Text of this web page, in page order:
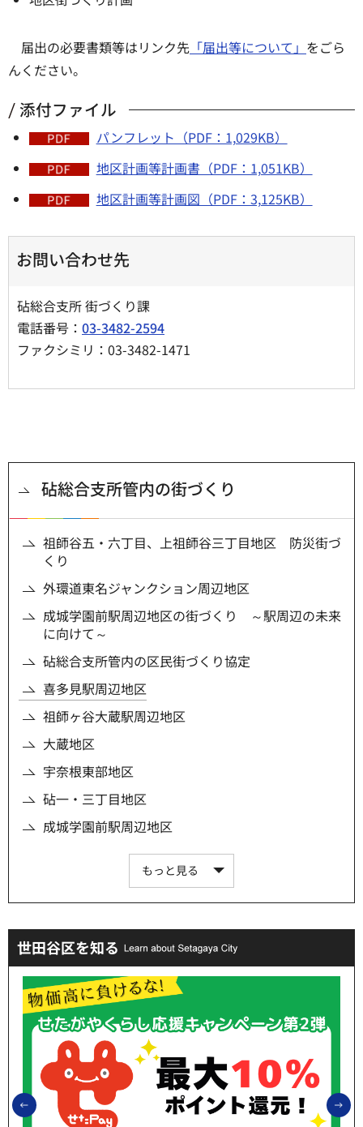
届出の必要書類等はリンク先 「届出等について」 をごら
んください。
添付ファイル
パンフレット（PDF：1,029KB）
地区計画等計画書（PDF：1,051KB）
地区計画等計画図（PDF：3,125KB）
お問い合わせ先
砧総合支所 街づくり課
電話番号： 03-3482-2594
ファクシミリ：03-3482-1471
砧総合支所管内の街づくり
祖師谷五・六丁目、上祖師谷三丁目地区 防災街づ
くり
外環道東名ジャンクション周辺地区
成城学園前駅周辺地区の街づくり ～駅周辺の未来
に向けて～
砧総合支所管内の区民街づくり協定
喜多見駅周辺地区
祖師ヶ谷大蔵駅周辺地区
大蔵地区
宇奈根東部地区
砧一・三丁目地区
成城学園前駅周辺地区
もっと見る
世田谷区を知る
前のスライドを表示